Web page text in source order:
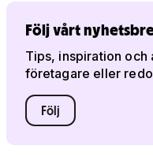
Följ vårt
Tips, inspiration
företagare eller
Följ